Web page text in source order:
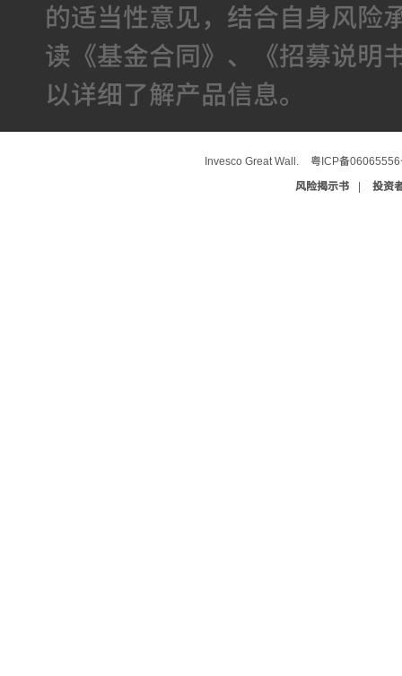
的适当性意见，结合自身风险
读《基金合同》、《招募说明
以详细了解产品信息。
Invesco Great Wall.
粤ICP备
风险揭示书
| 投资